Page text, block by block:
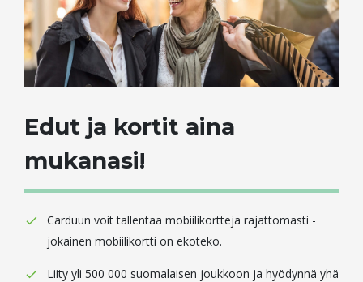
Edut ja kortit aina
mukanasi!​
Carduun voit tallentaa mobiilikortteja rajattomasti -
jokainen mobiilikortti on ekoteko.
Liity yli 500 000 suomalaisen joukkoon ja hyödynnä yhä